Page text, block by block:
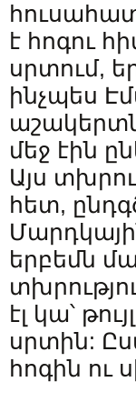
է հոգու
սրտում,
ինչպես
մեջ էին
Այս
հետ,
երբեմն
էլ կա՝
սրտին:
հոգին ու